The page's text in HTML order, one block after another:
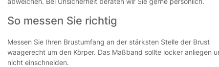
So messen Sie richtig
Messen Sie Ihren Brustumfang an der stärksten Stelle der Brust
waagerecht um den Körper. Das Maßband sollte locker anliegen
nicht einschneiden.